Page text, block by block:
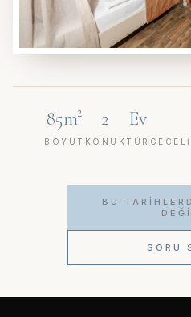
85m²
BOYUT
2
KONUK
Ev
TÜR
BU
SORU